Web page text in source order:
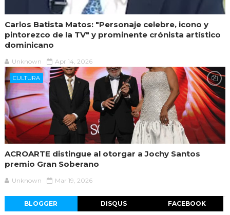
Carlos Batista Matos: "Personaje celebre, icono y
pintorezco de la TV" y prominente crónista artístico
dominicano
Unknown Apr 14, 2026
CULTURA
ACROARTE distingue al otorgar a Jochy Santos
premio Gran Soberano
Unknown Mar 19, 2026
BLOGGER DISQUS FACEBOOK